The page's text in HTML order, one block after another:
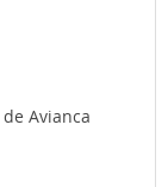
Avianca